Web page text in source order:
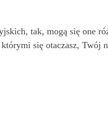
tak, mogą się one
się otaczasz, Twój